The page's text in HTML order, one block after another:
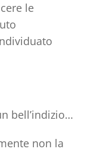
le
bell’indizio…
non la